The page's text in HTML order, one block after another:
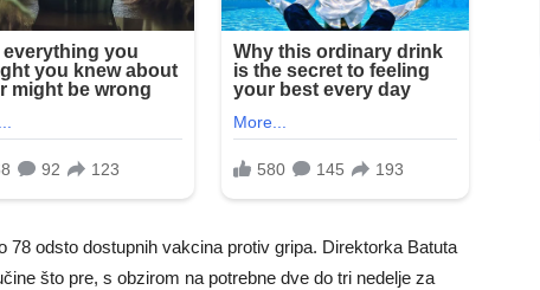
odsto dostupnih vakcina protiv gripa. Direktorka Batuta
što pre, s obzirom na potrebne dve do tri nedelje za